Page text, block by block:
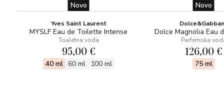
Novo
Yves Saint Laurent
MYSLF Eau de Toilette Intense
Toaletna voda
95,00 €
40 ml 60 ml 100 ml
Novo
Dolce Magnolia Eau
Parfemska
126,00 €
75 ml